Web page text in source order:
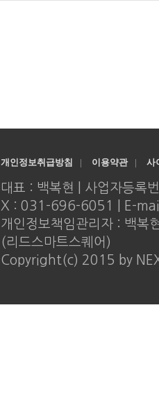
개인정보취급방침 | 이용약관 | 사
대표 : 백복현 | 사업자등
X : 031-696-6051 | E-
개인정보책임관리자 : 백복
(리드스마트스퀘어)
Copyright(c) 2015 by